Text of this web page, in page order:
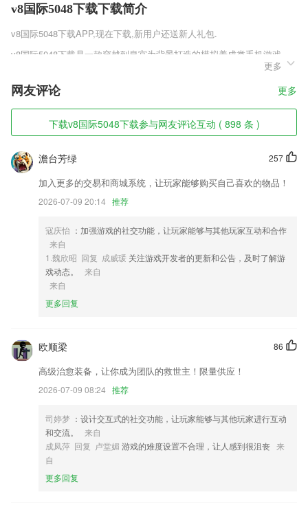
v8国际5048下载下载简介
v8国际5048下载APP,现在下载,新用户还送新人礼包.
v8国际5048下载是一款穿越到皇宫为背景打造的模拟养成类手机游戏，
游戏融合了海量优秀当官游戏玩法，完美再现古代官场生活，游戏的画面
采用了十分古典唯美的画面风格，给玩家超舒适震撼的游戏体验。还有超
多红颜自由选择，同时还可以娶妻生子，感受最有趣的后宫游戏，带给玩
家不一样的畅爽当官游戏体验。
v8国际5048下载软件特色
1,还能让学生轻松的整理更多错题内容，以后的错题复习就会更全面；
2,周边及您想去目的地停车场、加油站，询价、测距、导航、分类等功能
一应俱全，是您停车加油的好帮手；
3,精选海量图书资源，网络小说一网打尽。
4,【音箱控制】
5,提供发票登记服务，在完成材料交易后，轻松快速的管理发票;
6,在线进行查看自己的知识能力怎么样吧，能力不好自己就慢慢的开始进
行学习吧；
v8国际5048下载软件优势
到，大家可以一起分享；
2.可以自由的选择学习内容，可以帮助孩子轻松在线学习拼音知识
3.·可以通过搜索作者、诗词标题以及诗词中的某一句快速找到你想查找
的完整正文及其注释解析等
4.“学练一体”教学：高频互动联系，真正掌握知识。
5.出国日语字典、日语词典！日本翻译、日语翻译软件，准确的日语翻译
器、日文翻译器、日语翻译官！用日语输入法、日文输入法、日语键盘练
习日语！日文拍照翻译（翻譯）、翻译拍照翻译迅速搞定！日文翻译、中
日翻译利器！外语翻译助手！日语手写输入实时翻译日语助手！
更多
网友评论 更多
下载v8国际5048下载参与网友评论互动 ( 898 条 )
257
澹台芳绿
加入更多的交易和商城系统，让玩家能够购买自己喜欢的物品！
2026-07-09 20:14 推荐
寇庆怡 ：加强游戏的社交功能，让玩家能够与其他玩家互动和合作
来自
1.魏欣昭 回复 成威瑗 关注游戏开发者的更新和公告，及时了解游
戏动态。
来自
来自
更多回复
86
欧顺梁
高级治愈装备，让你成为团队的救世主！限量供应！
2026-07-09 08:24 推荐
司婷梦 ：设计交互式的社交功能，让玩家能够与其他玩家进行互动
和交流。
来自
成凤萍 回复 卢堂媚 游戏的难度设置不合理，让人感到很沮丧 来
自
更多回复